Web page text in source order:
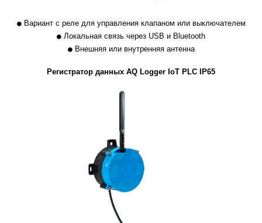
Вариант с реле для управления клапаном или выключателем
Локальная связь через USB и Bluetooth
Внешняя или внутренняя антенна
Регистратор данных AQ Logger IoT PLC IP65